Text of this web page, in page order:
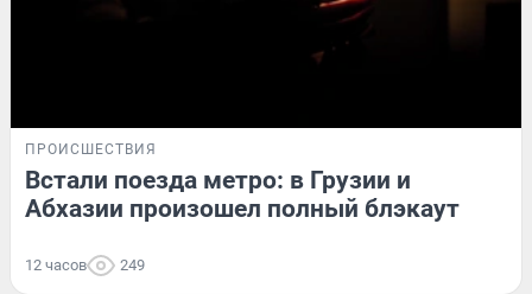
ПРОИСШЕСТВИЯ
Встали поезда метро: в Грузии и
Абхазии произошел полный блэкаут
12 часов 249